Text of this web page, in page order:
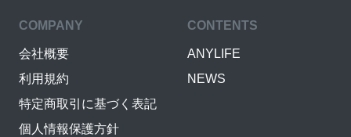
COMPANY
会社概要
利用規約
特定商取引に基づく表記
個人情報保護方針
CONTENTS
ANYLIFE
NEWS